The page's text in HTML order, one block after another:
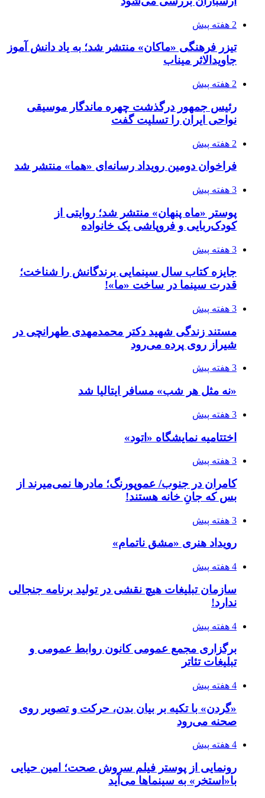
2 هفته پیش
تیزر فرهنگی «ماکان» منتشر شد؛ به یاد دانش آموز
جاویدالاثر میناب
2 هفته پیش
رئیس جمهور درگذشت چهره ماندگار موسیقی
نواحی ایران را تسلیت گفت
2 هفته پیش
فراخوان دومین رویداد رسانه‌ای «هما» منتشر شد
3 هفته پیش
پوستر «ماه پنهان» منتشر شد؛ روایتی از
کودک‌ربایی و فروپاشی یک خانواده
3 هفته پیش
جایزه کتاب سال سینمایی برندگانش را شناخت؛
قدرت سینما در ساخت «ما»!
3 هفته پیش
مستند زندگی شهید دکتر محمدمهدی طهرانچی در
شیراز روی پرده می‌رود
3 هفته پیش
«نه مثل هر شب» مسافر ایتالیا شد
3 هفته پیش
اختتامیه نمایشگاه «اتود»
3 هفته پیش
کامران در جنوب/ عموپورنگ؛ مادرها نمی‌میرند از
بس که جانِ خانه هستند!
3 هفته پیش
رویداد هنری «مشق ناتمام»
4 هفته پیش
سازمان تبلیغات هیچ نقشی در تولید برنامه جنجالی
ندارد!
4 هفته پیش
برگزاری مجمع عمومی کانون روابط عمومی و
تبلیغات تئاتر
4 هفته پیش
«گردن» با تکیه بر بیان بدن، حرکت و تصویر روی
صحنه می‌رود
4 هفته پیش
رونمایی از پوستر فیلم سروش صحت؛ امین حیایی
با«استخر» به سینماها می‌آید